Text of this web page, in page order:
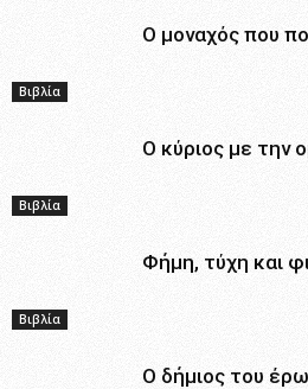
Βιβλία
Ο μοναχός που
Βιβλία
Ο κύριος με την
Βιβλία
Φήμη, τύχη και
Ο δήμιος του